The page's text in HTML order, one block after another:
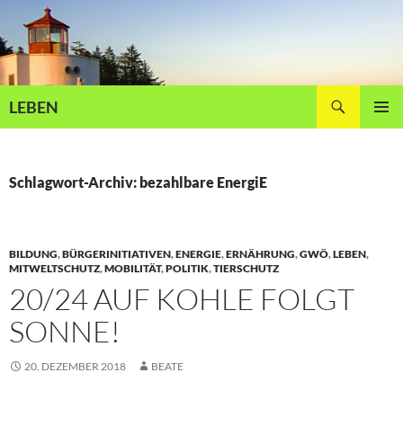
Inhalt
springen
LEBEN
Schlagwort-Archiv: bezahlbare EnergiE
BILDUNG,BÜRGERINITIATIVEN,ENERGIE,ERNÄHRUNG,GWÖ,LEBEN,
MITWELTSCHUTZ,MOBILITÄT,POLITIK,TIERSCHUTZ
20/24 AUF KOHLE FOLGT
SONNE!
20. DEZEMBER 2018 BEATE